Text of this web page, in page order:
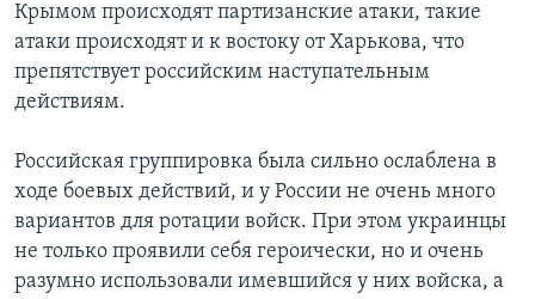
Крымом происходят партизанские атаки, такие
атаки происходят и к востоку от Харькова, что
препятствует российским наступательным
действиям.
Российская группировка была сильно ослаблена в
ходе боевых действий, и у России не очень много
вариантов для ротации войск. При этом украинцы
не только проявили себя героически, но и очень
разумно использовали имевшийся у них войска, а